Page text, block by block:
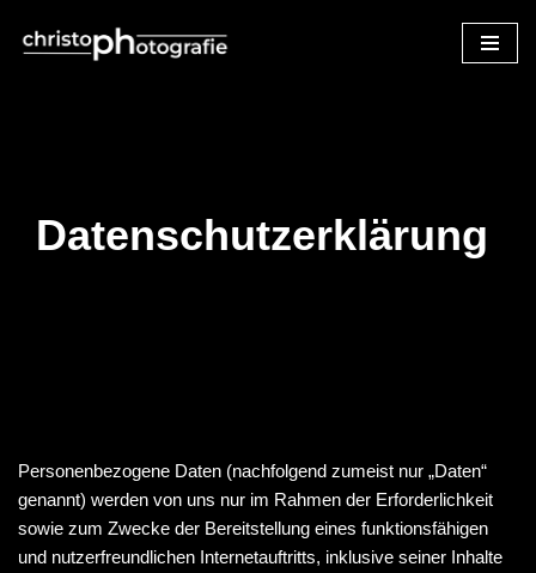
Datenschutzerklärung
Personenbezogene Daten (nachfolgend zumeist nur „Daten“
genannt) werden von uns nur im Rahmen der Erforderlichkeit
sowie zum Zwecke der Bereitstellung eines funktionsfähigen
und nutzerfreundlichen Internetauftritts, inklusive seiner Inhalte